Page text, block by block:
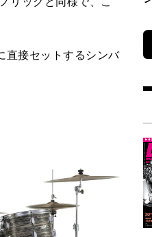
直接セットするシンバ